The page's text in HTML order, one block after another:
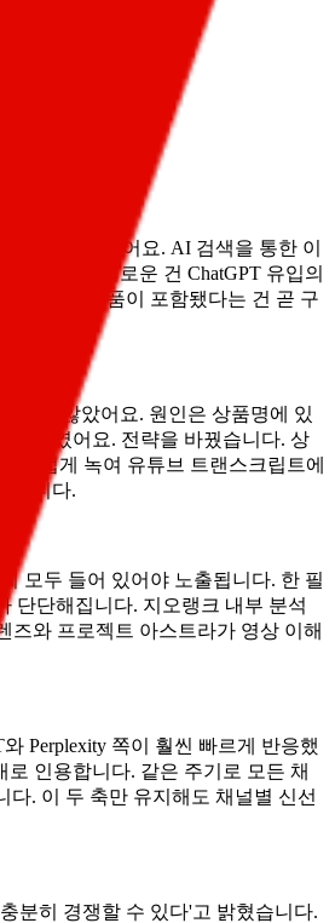
할 것으로 봤어요. AI 검색을 통한 이
돼요. 흥미로운 건 ChatGPT 유입의
에 우리 상품이 포함됐다는 건 곧 구
오지 않았어요. 원인은 상품명에 있
상태였어요. 전략을 바꿨습니다. 상
스럽게 녹여 유튜브 트랜스크립트에
습니다.
모두 들어 있어야 노출됩니다. 한 필
단단해집니다. 지오랭크 내부 분석
즈와 프로젝트 아스트라가 영상 이해
Perplexity 쪽이 훨씬 빠르게 반응했
로 인용합니다. 같은 주기로 모든 채
. 이 두 축만 유지해도 채널별 신선
분히 경쟁할 수 있다'고 밝혔습니다.